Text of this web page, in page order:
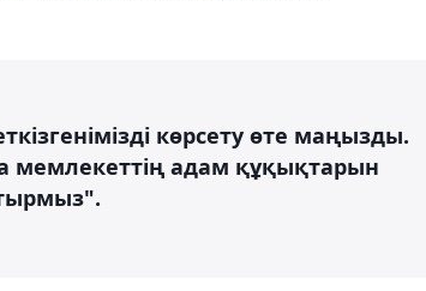
көрсету өте маңызды.
мемлекеттің адам құқықтарын